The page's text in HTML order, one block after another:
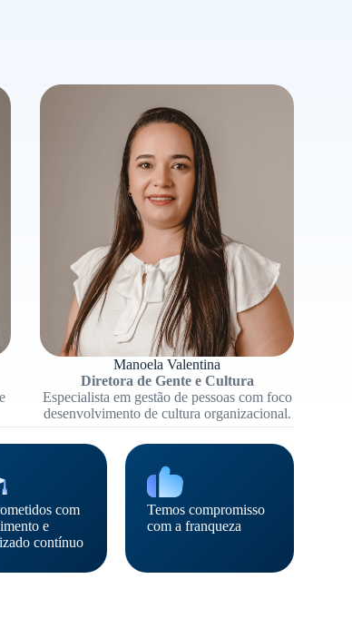
Manoela Valentina
Diretora de Gente e Cultura
Especialista em gestão de pessoas com foco
desenvolvimento de cultura organizacional.
com
e
contínuo
Temos compromisso
com a franqueza